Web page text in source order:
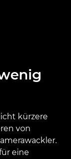
kürzere
von
eine